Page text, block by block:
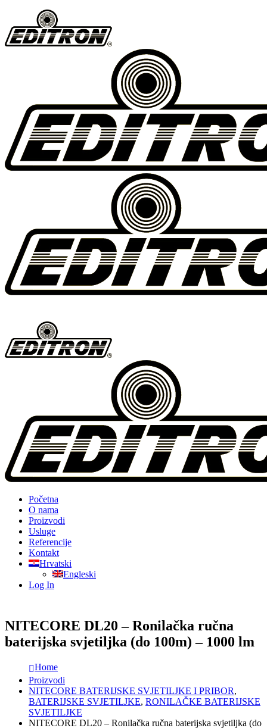
Početna
O nama
Proizvodi
Usluge
Referencije
Kontakt
Hrvatski
Engleski
Log In
NITECORE DL20 – Ronilačka ručna
baterijska svjetiljka (do 100m) – 1000 lm
Home
Proizvodi
NITECORE BATERIJSKE SVJETILJKE I PRIBOR,
BATERIJSKE SVJETILJKE, RONILAČKE BATERIJSKE
SVJETILJKE
NITECORE DL20 – Ronilačka ručna baterijska svjetiljka (do